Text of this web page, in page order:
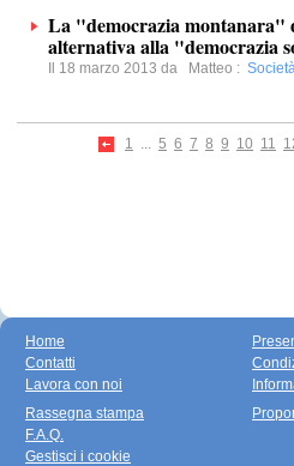
La "democrazia montanara"
alternativa alla "democrazia
Il 18 marzo 2013 da Matteo :
1 ... 5 6 7 8 9 10 11
Home
Contatti
Lavora con noi
Rassegna stampa
F.A.Q.
Gestisci i cookie